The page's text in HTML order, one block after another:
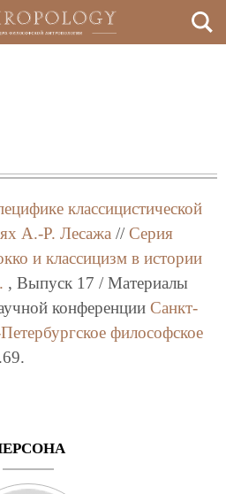
классицистической
А.-Р. Лесажа// Серия
и классицизм в истории
, Выпуск 17 / Материалы
конференции Санкт-
философское